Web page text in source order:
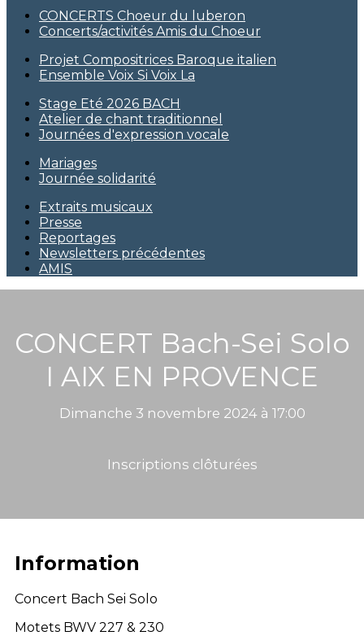
CONCERTS Choeur du luberon
Concerts/activités Amis du Choeur
Projet Compositrices Baroque italien
Ensemble Voix Si Voix La
Stage Eté 2026 BACH
Atelier de chant traditionnel
Journées d'expression vocale
Mariages
Journée solidarité
Extraits musicaux
Presse
Reportages
Newsletters précédentes
AMIS
CONCERT Bach-Sei Solo
I AIX EN PROVENCE
Dimanche 3 novembre 2024 à 17:00
Inscriptions clôturées
Information
Concert Bach Sei Solo
Motets BWV 227 & 230